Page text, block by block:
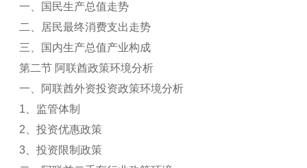
一、国民生产总值走势
二、居民最终消费支出走势
三、国内生产总值产业构成
第二节 阿联酋政策环境分析
一、阿联酋外资投资政策环境分析
1 、监管体制
2 、投资优惠政策
3 、投资限制政策